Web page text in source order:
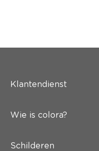
Klantendienst
Wie is colora?
Schilderen